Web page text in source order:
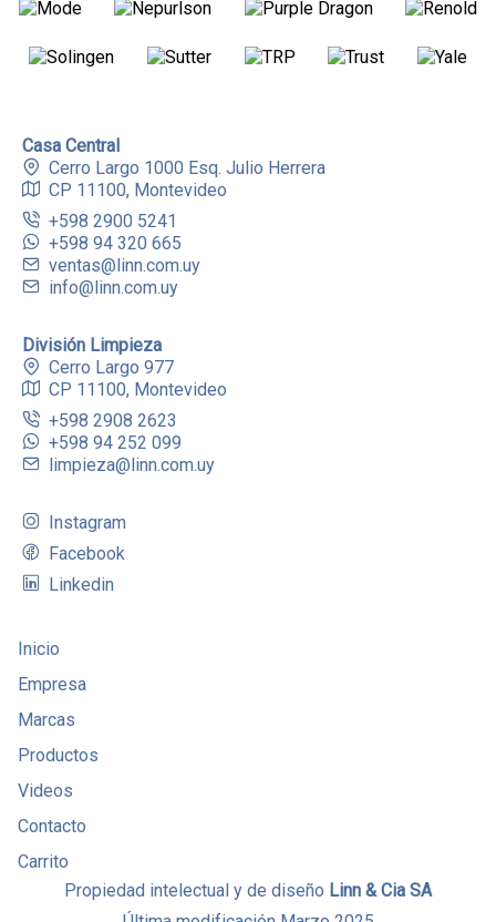
Casa Central
Cerro Largo 1000 Esq. Julio Herrera
CP 11100, Montevideo
+598 2900 5241
+598 94 320 665
ventas@linn.com.uy
info@linn.com.uy
División Limpieza
Cerro Largo 977
CP 11100, Montevideo
+598 2908 2623
+598 94 252 099
limpieza@linn.com.uy
Instagram
Facebook
Linkedin
Inicio
Empresa
Marcas
Productos
Videos
Contacto
Carrito
Propiedad intelectual y de diseño Linn & Cia SA